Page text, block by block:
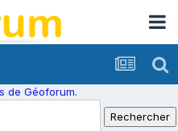
de Géoforum.